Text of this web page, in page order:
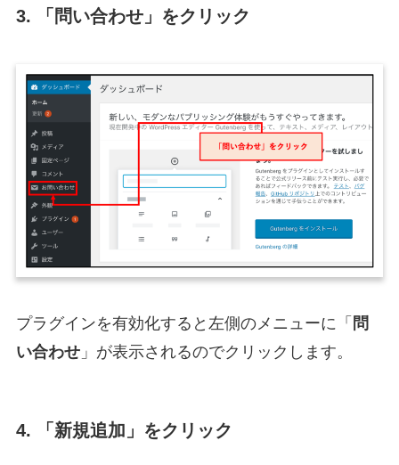
3. 「問い合わせ」をクリック
プラグインを有効化すると左側のメニューに「 問
い合わせ」が表示されるのでクリックします。
4. 「新規追加」をクリック